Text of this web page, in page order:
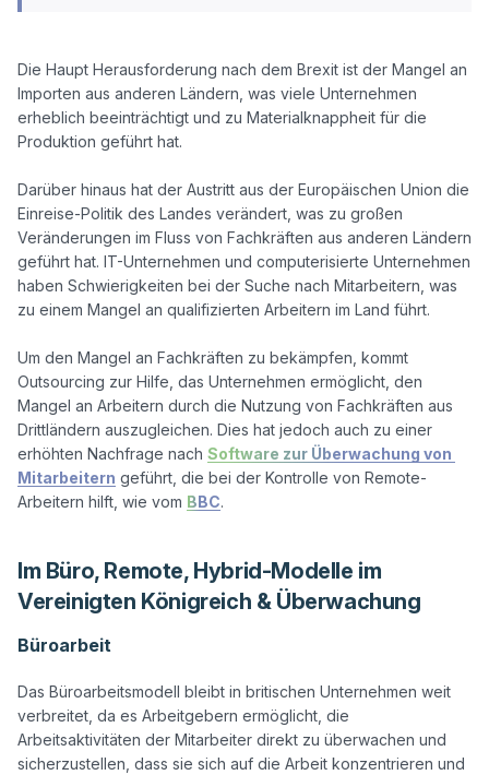
Die Haupt Herausforderung nach dem Brexit ist der Mangel an
Importen aus anderen Ländern, was viele Unternehmen
erheblich beeinträchtigt und zu Materialknappheit für die
Produktion geführt hat.
Darüber hinaus hat der Austritt aus der Europäischen Union die
Einreise-Politik des Landes verändert, was zu großen
Veränderungen im Fluss von Fachkräften aus anderen Ländern
geführt hat. IT-Unternehmen und computerisierte Unternehmen
haben Schwierigkeiten bei der Suche nach Mitarbeitern, was
zu einem Mangel an qualifizierten Arbeitern im Land führt.
Um den Mangel an Fachkräften zu bekämpfen, kommt
Outsourcing zur Hilfe, das Unternehmen ermöglicht, den
Mangel an Arbeitern durch die Nutzung von Fachkräften aus
Drittländern auszugleichen. Dies hat jedoch auch zu einer
erhöhten Nachfrage nach Software zur Überwachung von
Mitarbeitern geführt, die bei der Kontrolle von Remote-
Arbeitern hilft, wie vom BBC
Im Büro, Remote, Hybrid-Modelle im
Vereinigten Königreich & Überwachung
Büroarbeit
Das Büroarbeitsmodell bleibt in britischen Unternehmen weit
verbreitet, da es Arbeitgebern ermöglicht, die
Arbeitsaktivitäten der Mitarbeiter direkt zu überwachen und
sicherzustellen, dass sie sich auf die Arbeit konzentrieren und